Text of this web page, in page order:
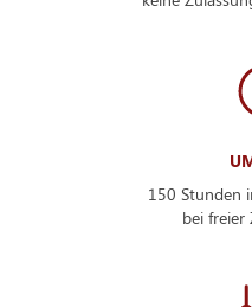
150 Stunden
bei freier